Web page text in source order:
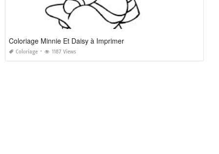
Coloriage Minnie Et Daisy à Imprimer
Coloriage 1187 Views